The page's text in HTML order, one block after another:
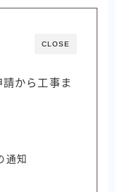
CLOSE
から工事ま
知